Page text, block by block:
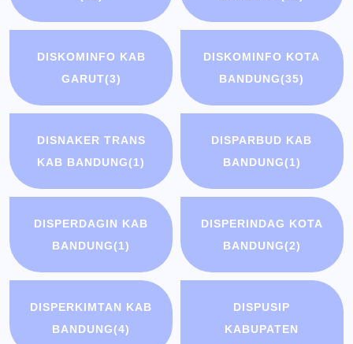
DISKOMINFO KAB
GARUT(3)
DISKOMINFO KOTA
BANDUNG(35)
DISNAKER TRANS
KAB BANDUNG(1)
DISPARBUD KAB
BANDUNG(1)
DISPERDAGIN KAB
BANDUNG(1)
DISPERINDAG KOTA
BANDUNG(2)
DISPERKIMTAN KAB
BANDUNG(4)
DISPUSIP
KABUPATEN